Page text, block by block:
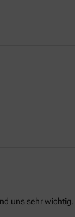
uns sehr wichtig.